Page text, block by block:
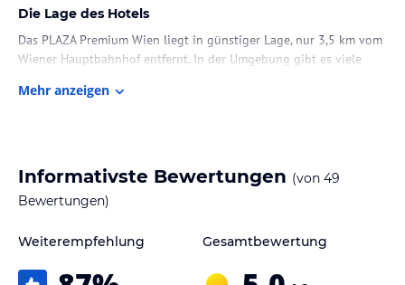
Die Lage des Hotels
Das PLAZA Premium Wien liegt in günstiger Lage, nur 3,5 km vom
Wiener Hauptbahnhof entfernt. In der Umgebung gibt es viele
Schloss Schönbrunn, die jeweils etwa 4 km entfernt liegen. Der
Zimmer / Unterbringung im Hotel
Die klimatisierten Zimmer im PLAZA Premium Wien bieten einen
ein eigenes Badezimmer mit Dusche, kostenfreien Pflegeprodukten
eingerichtet und verfügen über Bettwäsche und Handtücher.
Mehr anzeigen
Informativste Bewertungen (von 49
Bewertungen)
Weiterempfehlung Gesamtbewertung